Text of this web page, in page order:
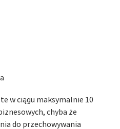
w ciągu maksymalnie 10
chyba że
do przechowywania